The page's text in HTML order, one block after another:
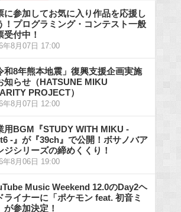
に参加してお気に入り作品を応援し
！プログラミング・コンテスト一般
受付中！
年8月07日 17:00
和8年熊本地震」復興支援企画実施
知らせ（HATSUNE MIKU
PROJECT）
年8月07日 12:00
用BGM『STUDY WITH MIKU -
-』が『39ch』で公開！ボサノバア
ジシリーズの締めくくり！
年8月06日 19:00
Music Weekend 12.0のDay2ヘ
ライナーに「ポケモン feat. 初音ミ
が参加決定！